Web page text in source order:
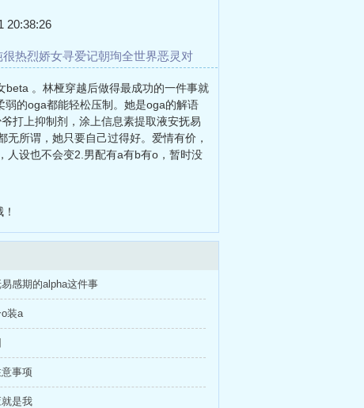
20:38:26
很热烈娇女寻爱记朝珣全世界恶灵对
。林桠穿越后做得最成功的一件事就
的oga都能轻松压制。她是oga的解语
打上抑制剂，涂上信息素提取液安抚易
所谓，她只要自己过得好。爱情有价，
人设也不会变2.男配有a有b有o，暂时没
感期的alpha这件事
装a
事项
是我